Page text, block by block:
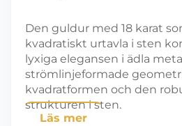
Den guldur med 18 karat
kvadratiskt urtavla i sten
lyxiga elegansen i ädla
strömlinjeformade
kvadratformen och den
strukturen i sten.
Läs mer